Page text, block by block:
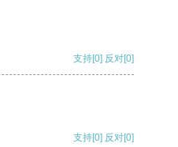
支持[0] 反对[0]
支持[0] 反对[0]